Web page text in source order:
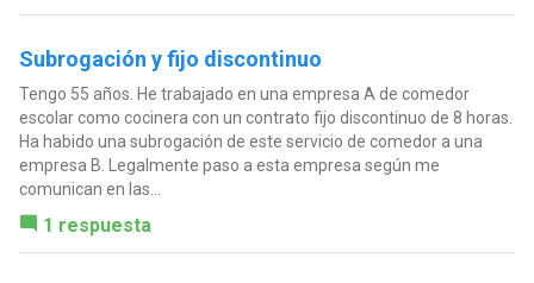
Subrogación y fijo discontinuo
Tengo 55 años. He trabajado en una empresa A de comedor
escolar como cocinera con un contrato fijo discontinuo de 8 horas.
Ha habido una subrogación de este servicio de comedor a una
empresa B. Legalmente paso a esta empresa según me
comunican en las...
1 respuesta